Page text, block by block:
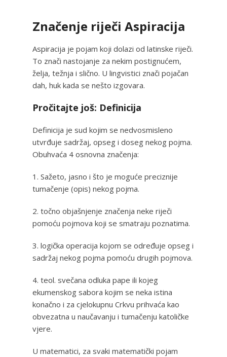
Značenje riječi Aspiracija
Aspiracija je pojam koji dolazi od latinske riječi.
To znači nastojanje za nekim postignućem,
želja, težnja i slično. U lingvistici znači pojačan
dah, huk kada se nešto izgovara.
Pročitajte još: Definicija
Definicija je sud kojim se nedvosmisleno
utvrđuje sadržaj, opseg i doseg nekog pojma.
Obuhvaća 4 osnovna značenja:
1. Sažeto, jasno i što je moguće preciznije
tumačenje (opis) nekog pojma.
2. točno objašnjenje značenja neke riječi
pomoću pojmova koji se smatraju poznatima.
3. logička operacija kojom se određuje opseg i
sadržaj nekog pojma pomoću drugih pojmova.
4. teol. svečana odluka pape ili kojeg
ekumenskog sabora kojim se neka istina
konačno i za cjelokupnu Crkvu prihvaća kao
obvezatna u naučavanju i tumačenju katoličke
vjere.
U matematici, za svaki matematički pojam